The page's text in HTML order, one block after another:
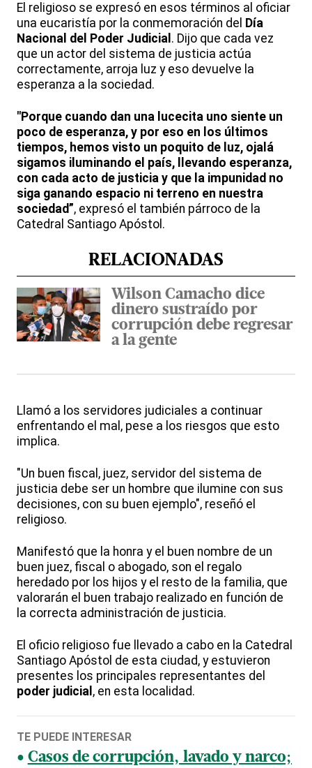
El religioso se expresó en esos términos al oficiar
una eucaristía por la conmemoración del Día
Nacional del Poder Judicial . Dijo que cada vez
que un actor del sistema de justicia actúa
correctamente, arroja luz y eso devuelve la
esperanza a la sociedad.
"Porque cuando dan una lucecita uno siente un
poco de esperanza, y por eso en los últimos
tiempos, hemos visto un poquito de luz, ojalá
sigamos iluminando el país, llevando esperanza,
con cada acto de justicia y que la impunidad no
siga ganando espacio ni terreno en nuestra
sociedad”, expresó el también párroco de la
Catedral Santiago Apóstol.
RELACIONADAS
Wilson Camacho dice
dinero sustraído por
corrupción debe regresar
a la gente
Llamó a los servidores judiciales a continuar
enfrentando el mal, pese a los riesgos que esto
implica.
"Un buen fiscal, juez, servidor del sistema de
justicia debe ser un hombre que ilumine con sus
decisiones, con su buen ejemplo", reseñó el
religioso.
Manifestó que la honra y el buen nombre de un
buen juez, fiscal o abogado, son el regalo
heredado por los hijos y el resto de la familia, que
valorarán el buen trabajo realizado en función de
la correcta administración de justicia.
El oficio religioso fue llevado a cabo en la Catedral
Santiago Apóstol de esta ciudad, y estuvieron
presentes los principales representantes del
poder judicial , en esta localidad.
TE PUEDE INTERESAR
Casos de corrupción, lavado y narco;